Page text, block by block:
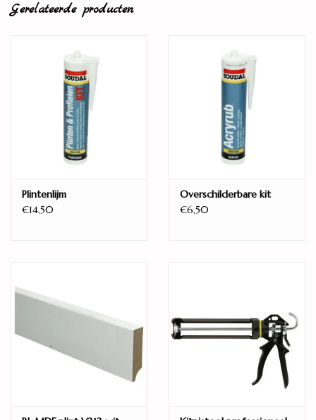
Aantal planken per pak:
Standaard plank
Randafwerking:
Vlak - zonder groef
Mat
0,050 m2K/W
Gebruiksklasse:
Fabrieksgarantie:
Gerelateerde producten
Plintenlijm
€14,50
Overschilderbare kit
€6,50